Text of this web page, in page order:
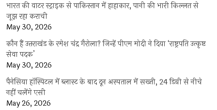
भारत की वाटर स्ट्राइक से पाकिस्तान में हाहाकार, पानी की भारी किल्लत से
जूझ रहा कराची
May 30, 2026
कौन हैं उत्तराखंड के रमेश चंद्र गैरोला? जिन्हें पीएम मोदी ने दिया ‘राष्ट्रपति उत्कृष्ट
सेवा पदक’
May 30, 2026
पैनेसिया हॉस्पिटल में ब्लास्ट के बाद दून अस्पताल में सख्ती, 24 डिग्री से नीचे
नहीं चलेंगे एसी
May 26, 2026